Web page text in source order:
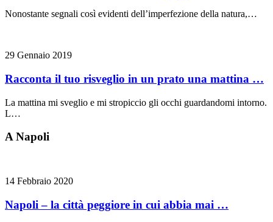
Nonostante segnali così evidenti dell’imperfezione della natura,…
29 Gennaio 2019
Racconta il tuo risveglio in un prato una mattina …
La mattina mi sveglio e mi stropiccio gli occhi guardandomi intorno.
L…
A Napoli
14 Febbraio 2020
Napoli – la città peggiore in cui abbia mai …